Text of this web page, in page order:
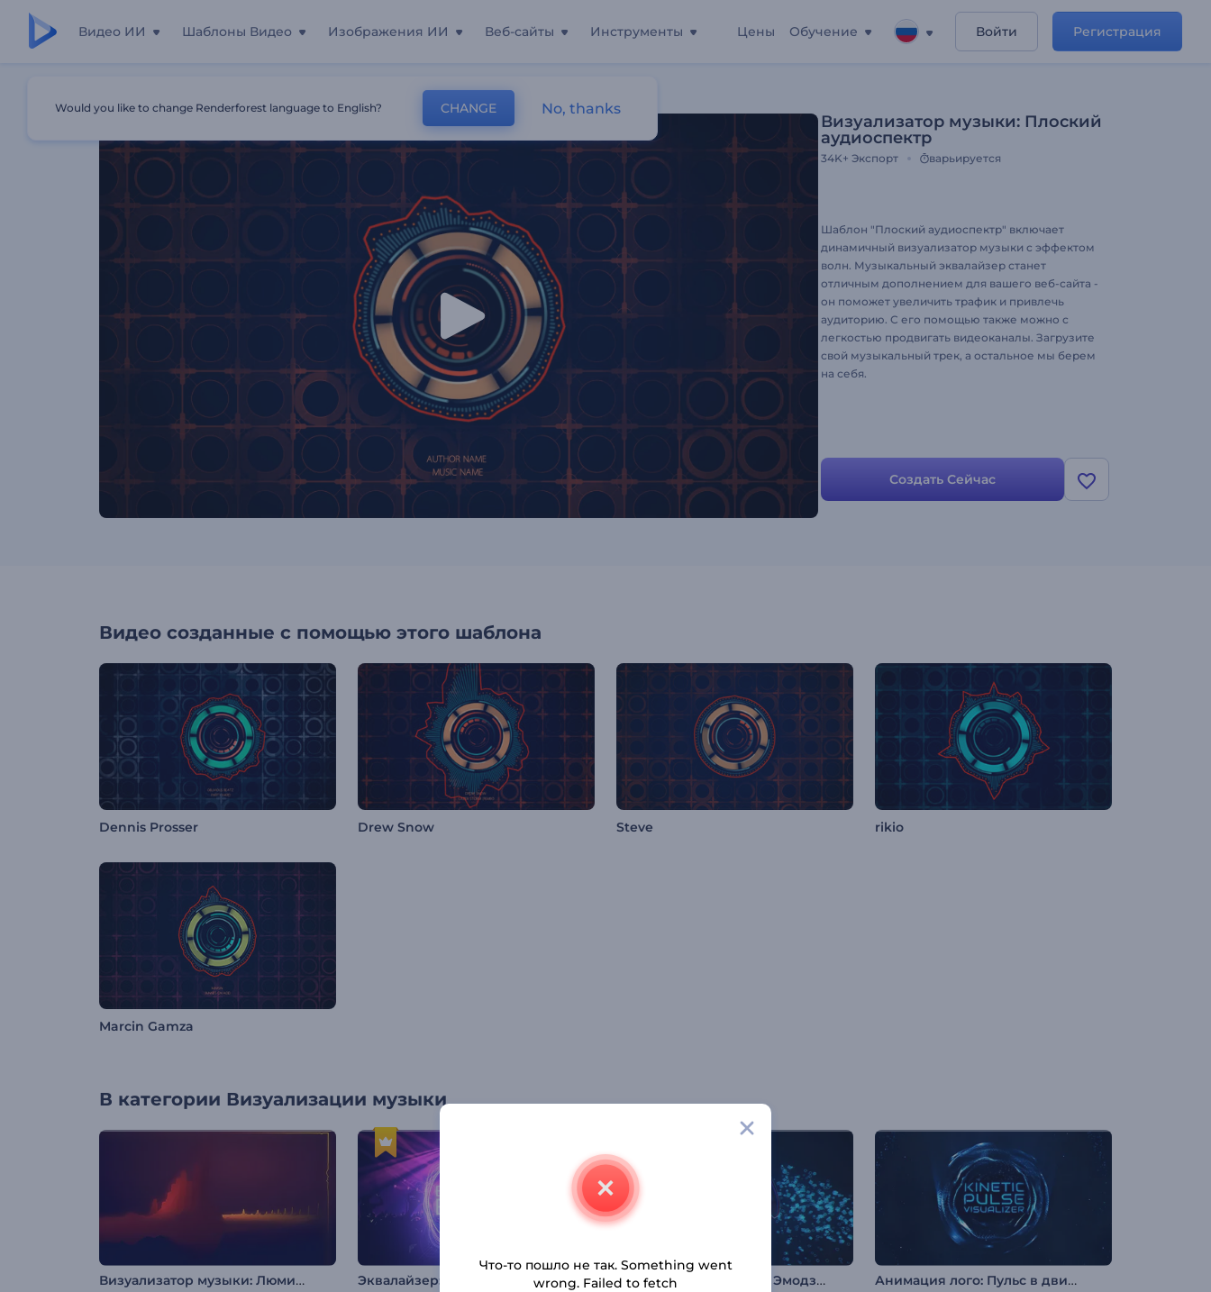
Видео ИИ Шаблоны Видео Изображения ИИ Веб-сайты Инструменты Цены Обучение Войти Регистрация
Визуализатор Музыки: Плоский Аудиоспектр
Визуализатор музыки: Плоский
аудиоспектр
34K+ Экспорт варьируется
Шаблон "Плоский аудиоспектр" включает
динамичный визуализатор музыки с эффектом
волн. Музыкальный эквалайзер станет
отличным дополнением для вашего веб-сайта -
он поможет увеличить трафик и привлечь
аудиторию. С его помощью также можно с
легкостью продвигать видеоканалы. Загрузите
свой музыкальный трек, а остальное мы берем
на себя.
Создать Сейчас
Видео созданные с помощью этого шаблона
Dennis Prosser Drew Snow Steve rikio
Marcin Gamza
В категории Визуализации музыки
Визуализатор музыки: Люминанс Эквалайзер: Электрический пульс Визуализатор музыки: Эмодзи меломан Анимация лого: Пульс в движении
Would you like to change Renderforest language to English? CHANGE No, thanks
Что-то пошло не так. Something went
wrong. Failed to fetch